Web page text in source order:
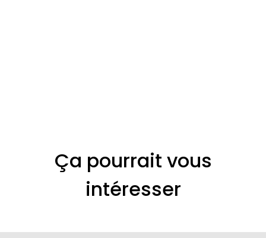
Ça pourrait vous
intéresser